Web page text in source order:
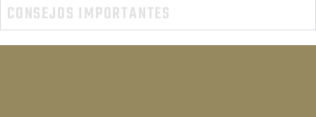
CONSEJOS IMPORTANTES